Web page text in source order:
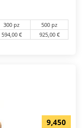
300 pz
500 pz
594,00 € 925,00 €
9,450